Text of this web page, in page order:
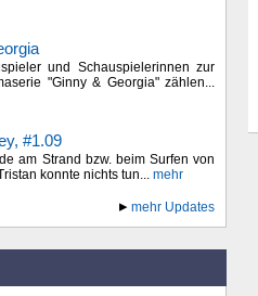
und Schauspielerinnen zur
"Ginny & Georgia" zählen...
#1.09
am Strand bzw. beim Surfen von
konnte nichts tun... mehr
mehr Updates